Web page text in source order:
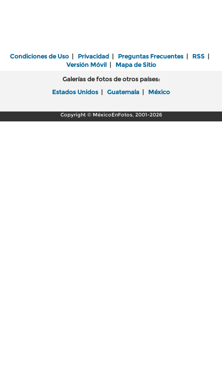
Condiciones de Uso | Privacidad | Preguntas Frecuentes | RSS |
Versión Móvil| Mapa de Sitio
Galerías de fotos de otros países:
Estados Unidos | Guatemala | México
Copyright © MéxicoEnFotos, 2001-2026